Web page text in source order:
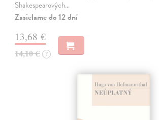
Shakespearových…
Zasielame do 12 dní
13,68 €
14,10 € ?